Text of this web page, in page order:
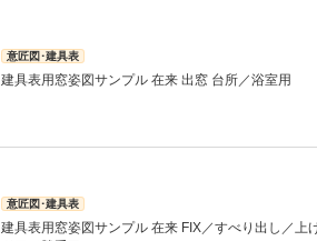
意匠図･建具表
建具表用窓姿図サンプル 在来 出窓 台所／浴室用
意匠図･建具表
建具表用窓姿図サンプル 在来 FIX／すべり出し／上